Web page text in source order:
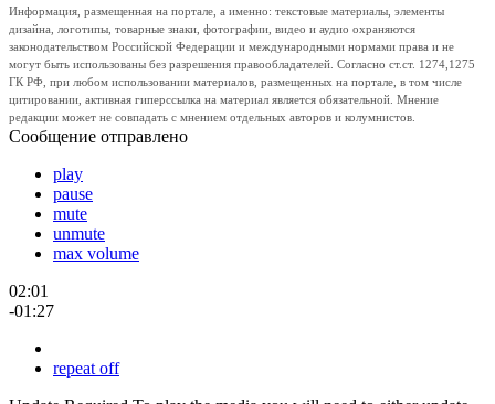
Информация, размещенная на портале, а именно: текстовые материалы, элементы
дизайна, логотипы, товарные знаки, фотографии, видео и аудио охраняются
законодательством Российской Федерации и международными нормами права и не
могут быть использованы без разрешения правообладателей. Согласно ст.ст. 1274,1275
ГК РФ, при любом использовании материалов, размещенных на портале, в том числе
цитировании, активная гиперссылка на материал является обязательной. Мнение
редакции может не совпадать с мнением отдельных авторов и колумнистов.
Сообщение отправлено
play
pause
mute
unmute
max volume
02:01
-01:27
repeat off